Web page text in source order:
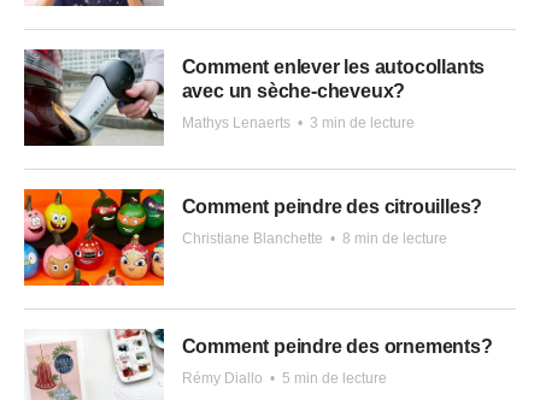
Comment enlever les autocollants
avec un sèche-cheveux?
Mathys Lenaerts • 3 min de lecture
Comment peindre des citrouilles?
Christiane Blanchette • 8 min de lecture
Comment peindre des ornements?
Rémy Diallo • 5 min de lecture